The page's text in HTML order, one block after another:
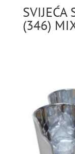
SVIJEĆA
(346)